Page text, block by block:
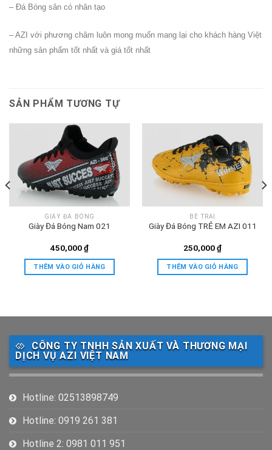
– Đá Bóng sân có nhân tạo
– AZI với phương châm luôn mong muốn mang lại cho khách hàng Việt
những sản phẩm tốt nhất và giá tốt nhất
SẢN PHẨM TƯƠNG TỰ
GIÀY ĐÁ BÓNG
Giày Đá Bóng Nam 021
450,000₫
THÊM VÀO GIỎ HÀNG
BÉ TRAI
Giày Đá Bóng TRẺ EM AZI 011
250,000₫
THÊM VÀO GIỎ HÀNG
CÔNG TY TNHH SẢN XUẤT VÀ THƯƠNG MẠI
DỊCH VỤ AZI VIỆT NAM
Hotline: 02513898749
Hotline: 0919 261 381
Hotline 2: 0981 011 951